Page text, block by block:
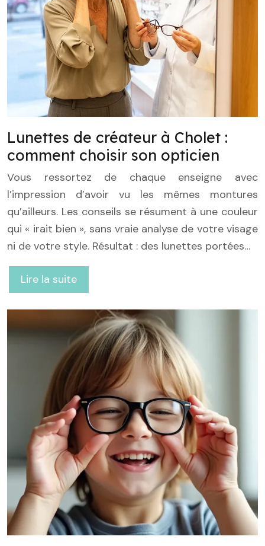
Lunettes de créateur à Cholet :
comment choisir son opticien
Vous ressortez de chaque enseigne avec
l’impression d’avoir vu les mêmes montures
qu’ailleurs. Les conseils se résument à une couleur
qui « irait bien », sans vraie analyse de votre visage
ni de votre style. Résultat : des lunettes portées…
Lire la suite